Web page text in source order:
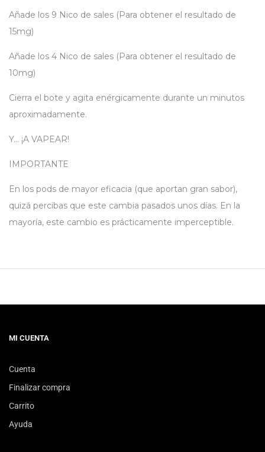
Añade los 9 Nico de sales (Para obtener el resultado de
15mg)
Añade los 4 Nico de sales (Para obtener el resultado de
10mg)
Cierra el bote y agita enérgicamente durante un minutos
aproximadamente.
Y… ¡A VAPEAR!
IMPORTANTE
En los pods de mayor eficacia (que aportan gran sabor),
quizá percibas que este cambia pasados unos días. En la
mayoría, este cambio es prácticamente imperceptible.
MI CUENTA
Cuenta
Finalizar compra
Carrito
Ayuda